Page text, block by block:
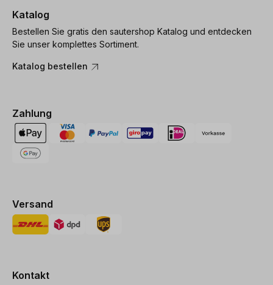
Katalog
Bestellen Sie gratis den sautershop Katalog und entdecken
Sie unser komplettes Sortiment.
Katalog bestellen
Zahlung
Versand
Kontakt